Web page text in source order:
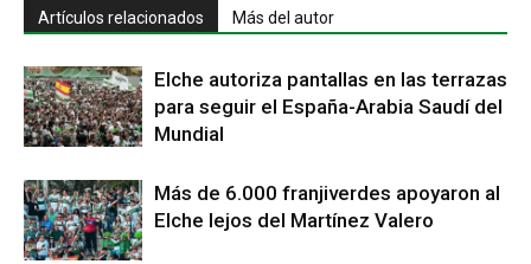
Artículos relacionados Más del autor
Elche autoriza pantallas en las terrazas
para seguir el España-Arabia Saudí del
Mundial
Más de 6.000 franjiverdes apoyaron al
Elche lejos del Martínez Valero